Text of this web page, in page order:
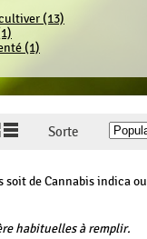
(13)
(1)
Sorte
de Cannabis indica ou
habituelles à remplir.